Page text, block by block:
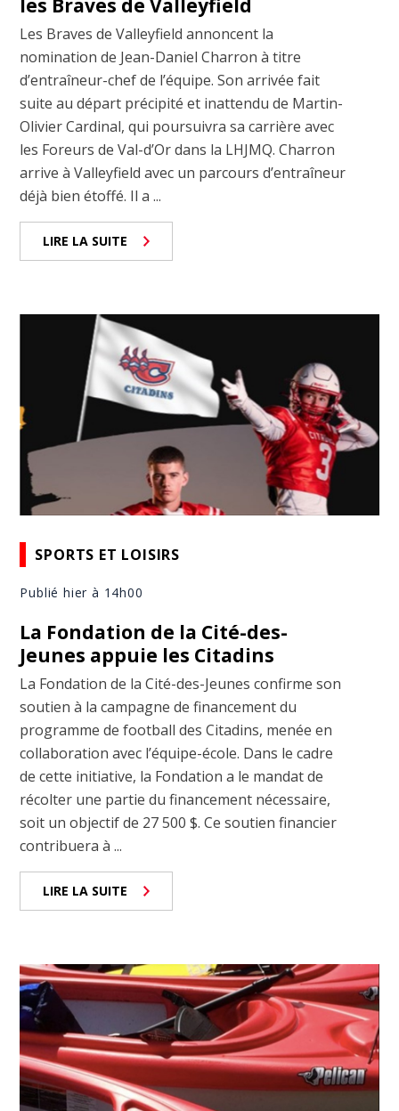
les Braves de Valleyfield
Les Braves de Valleyfield annoncent la
nomination de Jean-Daniel Charron à titre
d’entraîneur-chef de l’équipe. Son arrivée fait
suite au départ précipité et inattendu de Martin-
Olivier Cardinal, qui poursuivra sa carrière avec
les Foreurs de Val-d’Or dans la LHJMQ. Charron
arrive à Valleyfield avec un parcours d’entraîneur
déjà bien étoffé. Il a ...
LIRE LA SUITE
SPORTS ET LOISIRS
Publié hier à 14h00
La Fondation de la Cité-des-
Jeunes appuie les Citadins
La Fondation de la Cité-des-Jeunes confirme son
soutien à la campagne de financement du
programme de football des Citadins, menée en
collaboration avec l’équipe-école. Dans le cadre
de cette initiative, la Fondation a le mandat de
récolter une partie du financement nécessaire,
soit un objectif de 27 500 $. Ce soutien financier
contribuera à ...
LIRE LA SUITE